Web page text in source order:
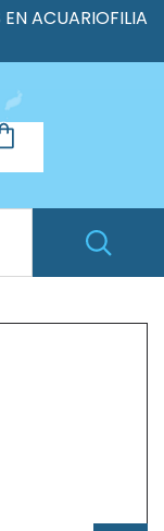
EN ACUARIOFILIA